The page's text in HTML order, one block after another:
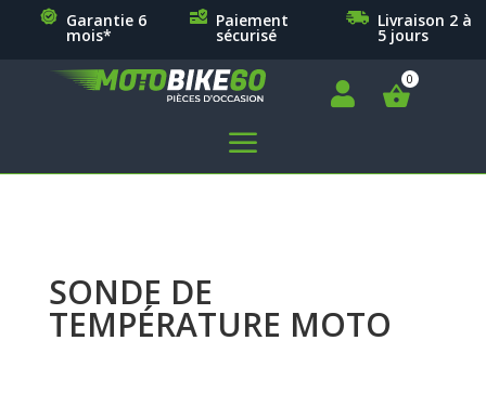
Garantie 6
mois*
Paiement
sécurisé
Livraison 2 à
5 jours

a
SONDE DE
TEMPÉRATURE MOTO